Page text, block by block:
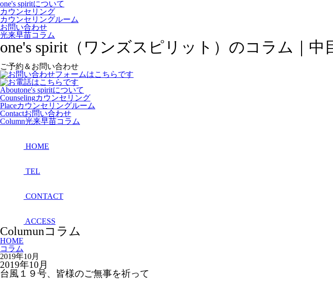
one's spiritについて
カウンセリング
カウンセリングルーム
お問い合わせ
光来早苗コラム
one's spirit（ワンズスピリット）のコラム｜
ご予約＆お問い合わせ
Aboutone's spiritについて
Counselingカウンセリング
Placeカウンセリングルーム
Contactお問い合わせ
Column光来早苗コラム
HOME
TEL
CONTACT
ACCESS
Columunコラム
HOME
コラム
2019年10月
2019年10月
台風１９号、皆様のご無事を祈って